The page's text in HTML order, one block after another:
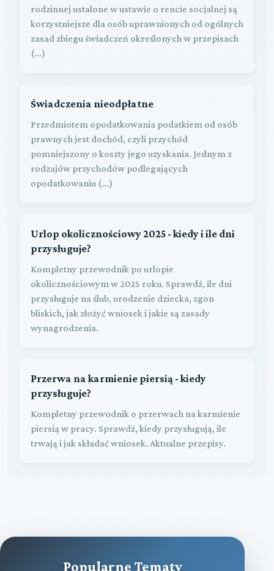
rodzinnej ustalone w ustawie o rencie socjalnej są
korzystniejsze dla osób uprawnionych od ogólnych
zasad zbiegu świadczeń określonych w przepisach
(...)
Świadczenia nieodpłatne
Przedmiotem opodatkowania podatkiem od osób
prawnych jest dochód, czyli przychód
pomniejszony o koszty jego uzyskania. Jednym z
rodzajów przychodów podlegających
opodatkowaniu (...)
Urlop okolicznościowy 2025 - kiedy i ile dni
przysługuje?
Kompletny przewodnik po urlopie
okolicznościowym w 2025 roku. Sprawdź, ile dni
przysługuje na ślub, urodzenie dziecka, zgon
bliskich, jak złożyć wniosek i jakie są zasady
wynagrodzenia.
Przerwa na karmienie piersią - kiedy
przysługuje?
Kompletny przewodnik o przerwach na karmienie
piersią w pracy. Sprawdź, kiedy przysługują, ile
trwają i jak składać wniosek. Aktualne przepisy.
Popularne Tematy